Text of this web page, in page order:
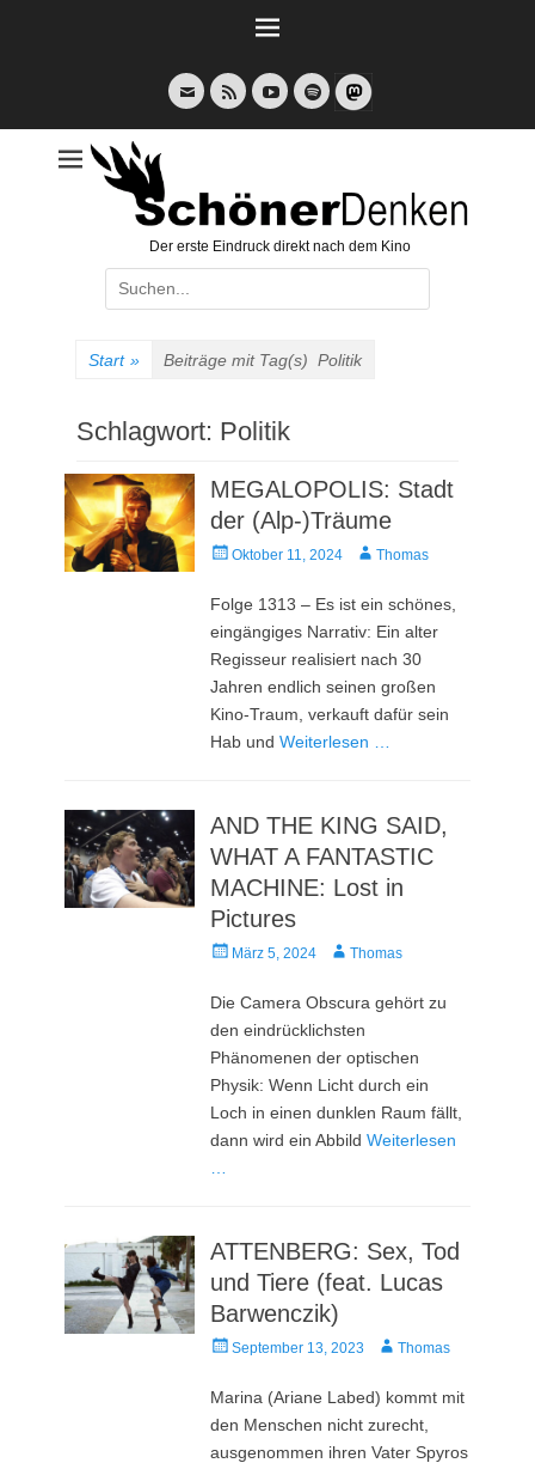
E-
Mail
Feed YouTubeSpotify
Der erste Eindruck direkt nach dem Kino
Suche
nach:
Start » Beiträge mit Tag(s) Politik
Schlagwort: Politik
MEGALOPOLIS: Stadt
der (Alp-)Träume
Veröffentlicht
Oktober 11, 2024 AutorThomas
Folge 1313 – Es ist ein schönes,
eingängiges Narrativ: Ein alter
Regisseur realisiert nach 30
Jahren endlich seinen großen
Kino-Traum, verkauft dafür sein
Hab undWeiterlesen …
AND THE KING SAID,
WHAT A FANTASTIC
MACHINE: Lost in
Pictures
Veröffentlicht
März 5, 2024 AutorThomas
Die Camera Obscura gehört zu
den eindrücklichsten
Phänomenen der optischen
Physik: Wenn Licht durch ein
Loch in einen dunklen Raum fällt,
dann wird ein AbbildWeiterlesen
ATTENBERG: Sex, Tod
und Tiere (feat. Lucas
Barwenczik)
Veröffentlicht
September 13, 2023 AutorThomas
Marina (Ariane Labed) kommt mit
den Menschen nicht zurecht,
ausgenommen ihren Vater Spyros